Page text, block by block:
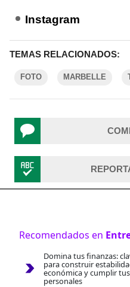
Instagram
TEMAS RELACIONADOS:
FOTO MARBELLE
Recomendados en
Domina tus finanzas:
para construir
económica y cumplir
personales